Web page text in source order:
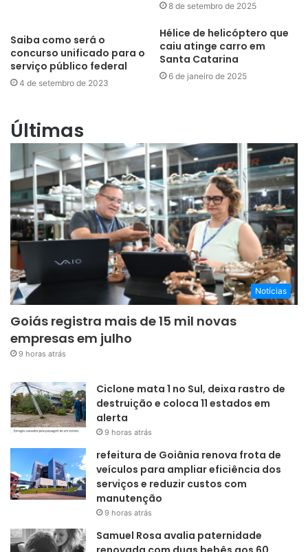
8 de setembro de 2025
Saiba como será o
concurso unificado para o
serviço público federal
4 de setembro de 2023
Hélice de helicóptero que
caiu atinge carro em
Santa Catarina
6 de janeiro de 2025
Últimas
Notícias
Goiás registra mais de 15 mil novas
empresas em julho
9 horas atrás
Ciclone mata 1 no Sul, deixa rastro de
destruição e coloca 11 estados em
alerta
9 horas atrás
refeitura de Goiânia renova frota de
veículos para ampliar eficiência dos
serviços e reduzir custos com
manutenção
9 horas atrás
Samuel Rosa avalia paternidade